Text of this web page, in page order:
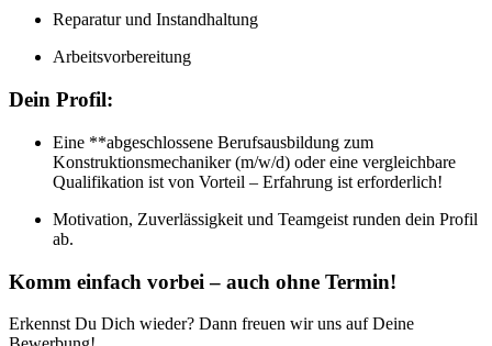
Reparatur und Instandhaltung
Arbeitsvorbereitung
Dein Profil:
Eine **abgeschlossene Berufsausbildung zum
Konstruktionsmechaniker (m/w/d) oder eine vergleichbare
Qualifikation ist von Vorteil – Erfahrung ist erforderlich!
Motivation, Zuverlässigkeit und Teamgeist runden dein Profil
ab.
Komm einfach vorbei – auch ohne Termin!
Erkennst Du Dich wieder? Dann freuen wir uns auf Deine